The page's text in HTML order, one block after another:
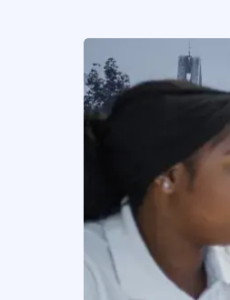
Image